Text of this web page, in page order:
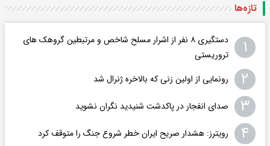
تازه‌ها
۱
دستگیری ۸ نفر از اشرار مسلح شاخص و مرتبطین گروهک های
تروریستی
۲ رونمایی از اولین زنی که بالاخره ژنرال شد
۳ صدای انفجار در پاکدشت شنیدید نگران نشوید
۴ رویترز: هشدار صریح ایران خطر شروع جنگ را متوقف کرد